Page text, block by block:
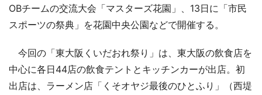
OBチームの交流大会「マスターズ花園」、13日に「市民
スポーツの祭典」を花園中央公園などで開催する。
今回の「東大阪くいだおれ祭り」は、東大阪の飲食店を
中心に各日44店の飲食テントとキッチンカーが出店。初
出店は、ラーメン店「くそオヤジ最後のひとふり」（西堤